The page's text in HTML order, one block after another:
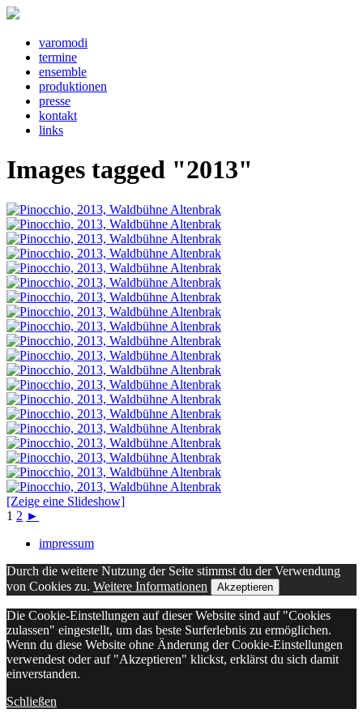
varomodi
termine
ensemble
produktionen
presse
kontakt
links
Images tagged "2013"
[Zeige eine Slideshow]
1 2 ►
impressum
Durch die weitere Nutzung der Seite stimmst du der Verwendung
von Cookies zu. Weitere Informationen Akzeptieren
Die Cookie-Einstellungen auf dieser Website sind auf "Cookies
zulassen" eingestellt, um das beste Surferlebnis zu ermöglichen.
Wenn du diese Website ohne Änderung der Cookie-Einstellungen
verwendest oder auf "Akzeptieren" klickst, erklärst du sich damit
einverstanden.
Schließen